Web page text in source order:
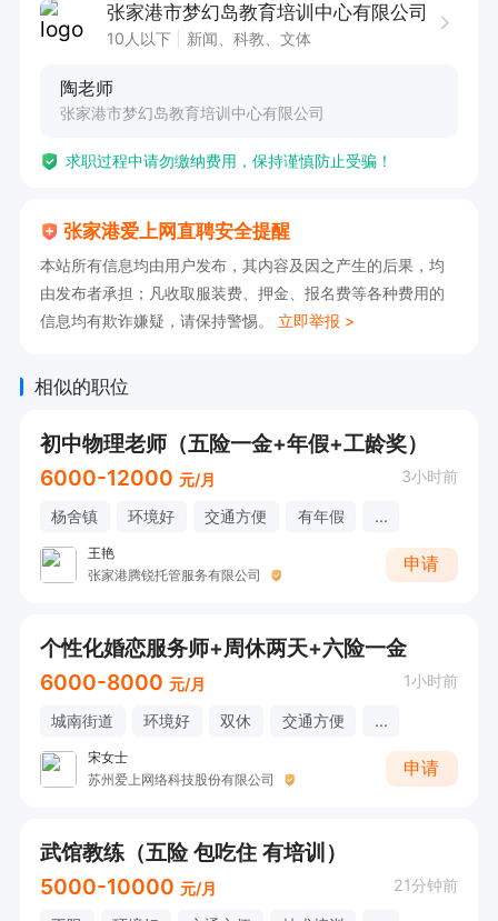
工作时间：8:30-17:00   周一、周二双休
张家港市梦幻岛教育培训中心有限公司
10人以下 新闻、科教、文体
陶老师
张家港市梦幻岛教育培训中心有限公司
求职过程中请勿缴纳费用，保持谨慎防止受骗！
张家港爱上网直聘安全提醒
本站所有信息均由用户发布，其内容及因之产生的后果，均
由发布者承担；凡收取服装费、押金、报名费等各种费用的
信息均有欺诈嫌疑，请保持警惕。 立即举报 >
相似的职位
初中物理老师（五险一金+年假+工龄奖）
6000-12000 元/月 3小时前
杨舍镇 环境好 交通方便 有年假 ...
王艳
张家港腾锐托管服务有限公司
申请
个性化婚恋服务师+周休两天+六险一金
6000-8000 元/月 1小时前
城南街道 环境好 双休 交通方便 ...
宋女士
苏州爱上网络科技股份有限公司
申请
武馆教练（五险 包吃住 有培训）
5000-10000 元/月 21分钟前